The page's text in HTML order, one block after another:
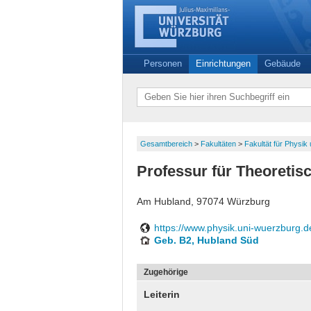
Personen Einrichtungen Gebäude
Gesamtbereich > Fakultäten > Fakultät für Physik
Professur für
Am Hubland, 97074 Würzburg
https://www.physik.uni-
Geb. B2, Hubland Süd
Zugehörige
Leiterin